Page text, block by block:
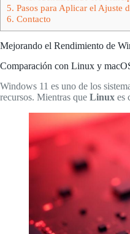
5. Pasos para Aplicar el Ajuste
6. Contacto
Mejorando el Rendimiento de
Comparación con Linux y
Windows 11 es uno de los
recursos. Mientras que Linux es